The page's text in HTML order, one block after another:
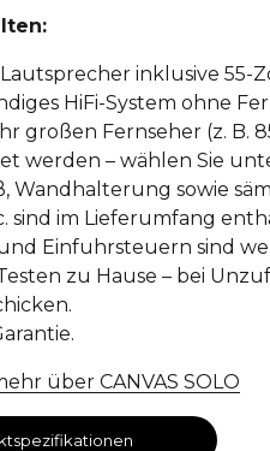
Lautsprecher inklusive
HiFi-System ohne
großen Fernseher (z. B.
werden – wählen Sie
Wandhalterung sowie
sind im Lieferumfang
Einfuhrsteuern sind
zu Hause – bei
über CANVAS SOLO